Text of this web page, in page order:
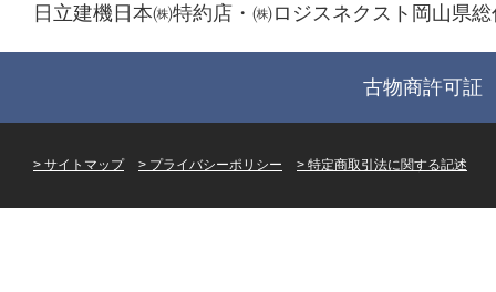
日立建機日本㈱特約店・㈱ロジスネクスト岡山県
古物商許可
サイトマップ プライバシーポリシー 特定商取引法に関する記述